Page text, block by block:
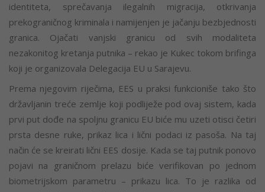
identiteta, sprečavanja ilegalnih migracija, otkrivanja
prekograničnog kriminala i namijenjen je jačanju bezbjednosti
granica. Ojačati vanjski granicu od svih modaliteta
nezakonitog kretanja putnika – rekao je Kukec tokom brifinga
koji je organizovala Delegacija EU u Sarajevu.
Prema njegovim riječima, EES u praksi funkcioniše tako što
državljanin treće zemlje koji podliježe pod ovaj sistem, kada
prvi put dođe na spoljnu granicu EU biće mu uzeti otisci četiri
prsta desne ruke, prikaz lica i lični podaci iz pasoša. Na taj
način će se kreirati lični EES dosije. Kada se taj putnik ponovo
pojavi na graničnom prelazu biće verifikovan po jednom
biometrijskom parametru – prikazu lica. To je razlika od